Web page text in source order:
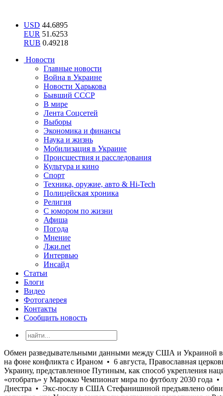
USD 44.6895
EUR 51.6253
RUB 0.49218
Новости
Главные новости
Война в Украине
Новости Харькова
Бывший СССР
В мире
Лента Соцсетей
Выборы
Экономика и финансы
Наука и жизнь
Мобилизация в Украине
Происшествия и расследования
Культура и кино
Спорт
Техника, оружие, авто & Hi-Tech
Полицейская хроника
Религия
С юмором по жизни
Афиша
Погода
Мнение
Лжи.net
Интервью
Инсайд
Статьи
Блоги
Видео
Фотогалерея
Контакты
Сообщить новость
Обмен разведывательными данными между США и Украиной в последнее время значительно увеличился • Трамп потребовал от главы Пентагона объяснений острой нехватки боеприпасов на фоне конфликта с Ираном • 6 августа, Православная церковь Украины отмечает один из двенадцати важнейших христианских праздников — Преображение Господне • «Вторжение в Украину, представленное Путиным, как способ укрепления национальной безопасности России, всё чаще даёт обратный эффект», - «Sky News» • В Испании и Португалии потребовали «отобрать» у Марокко Чемпионат мира по футболу 2030 года • Завтра аномальная жара в Украине выйдет на пик • Молдова начала использовать стратегический запас воды из-за обмеления Днестра • Экс-послу в США Стефанишиной предъявлено обвинение • Герой мема «Гарольд, скрывающий боль» стал неожиданным фаворитом на пост президента Венгрии • Зеленский допустил, что Украине сократили поставки перехватчиков к Patriot, чтобы сделать ее «более сговорчивой» • Обмен разведывательными данными между США и Украиной в последнее время значительно увеличился • Трамп потребовал от главы Пентагона объяснений острой нехватки боеприпасов на фоне конфликта с Ираном • 6 августа, Православная церковь Украины отмечает один из двенадцати важнейших христианских праздников — Преображение Господне • «Вторжение в Украину, представленное Путиным, как способ укрепления национальной безопасности России, всё чаще даёт обратный эффект», - «Sky News» • В Испании и Португалии потребовали «отобрать» у Марокко Чемпионат мира по футболу 2030 года • Завтра аномальная жара в Украине выйдет на пик • Молдова начала использовать стратегический запас воды из-за обмеления Днестра • Экс-послу в США Стефанишиной предъявлено обвинение • Герой мема «Гарольд, скрывающий боль» стал неожиданным фаворитом на пост президента Венгрии • Зеленский допустил, что Украине сократили поставки перехватчиков к Patriot, чтобы сделать ее «более сговорчивой» • Обмен разведывательными данными между США и Украиной в последнее время значительно увеличился • Трамп потребовал от главы Пентагона объяснений острой нехватки боеприпасов на фоне конфликта с Ираном • 6 августа, Православная церковь Украины отмечает один из двенадцати важнейших христианских праздников — Преображение Господне • «Вторжение в Украину, представленное Путиным, как способ укрепления национальной безопасности России, всё чаще даёт обратный эффект», - «Sky News» • В Испании и Португалии потребовали «отобрать» у Марокко Чемпионат мира по футболу 2030 года • Завтра аномальная жара в Украине выйдет на пик • Молдова начала использовать стратегический запас воды из-за обмеления Днестра • Экс-послу в США Стефанишиной предъявлено обвинение • Герой мема «Гарольд, скрывающий боль» стал неожиданным фаворитом на пост президента Венгрии • Зеленский допустил, что Украине сократили поставки перехватчиков к Patriot, чтобы сделать ее «более сговорчивой» • Обмен разведывательными данными между США и Украиной в последнее время значительно увеличился • Трамп потребовал от главы Пентагона объяснений острой нехватки боеприпасов на фоне конфликта с Ираном • 6 августа, Православная церковь Украины отмечает один из двенадцати важнейших христианских праздников — Преображение